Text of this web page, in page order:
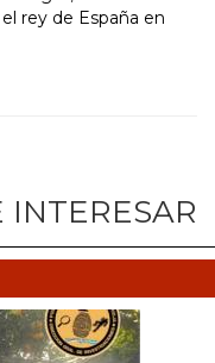
rey de España en